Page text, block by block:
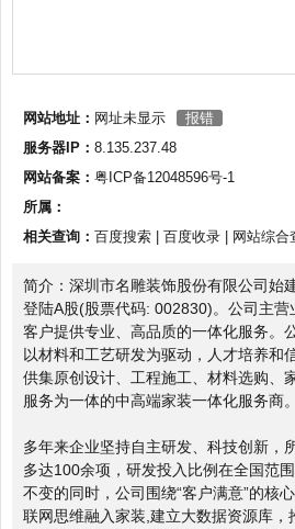
网站地址： 网址未显示
报错
服务器IP： 8.135.237.48
网站备案： 粤ICP备12048596号-1
所属：
相关查询： 百度搜索 百度收录 网站综合
简介：深圳市名雕装饰股份有限公司始
登陆A股(股票代码: 002830)。公司主
客户提供专业、高品质的一体化服务。
以材料和工艺研发为驱动，人才培养和
供集原创设计、工程施工、材料选购、
服务为一体的中高端家装一体化服务商。
多年来企业坚持自主研发、科技创新，
多达100余项，研发投入比例在全国范
不变的同时，公司围绕“客户满意”的核
联网思维融入家装,建立大数据资源库，